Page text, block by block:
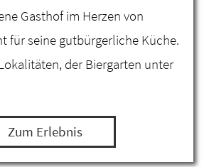
Gasthof im Herzen von
für seine gutbürgerliche Küche.
der Biergarten unter
Zum Erlebnis